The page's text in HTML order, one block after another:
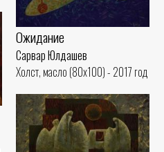
Ожидание
Сарвар Юлдашев
Холст, масло (80x100) - 2017 год